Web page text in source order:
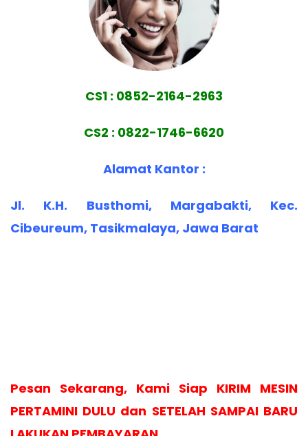
CS1 : 0852-2164-2963
CS2 : 0822-1746-6620
Alamat Kantor :
Jl. K.H. Busthomi, Margabakti, Kec.
Cibeureum, Tasikmalaya, Jawa Barat
Pesan Sekarang, Kami Siap KIRIM MESIN
PERTAMINI DULU dan SETELAH SAMPAI BARU